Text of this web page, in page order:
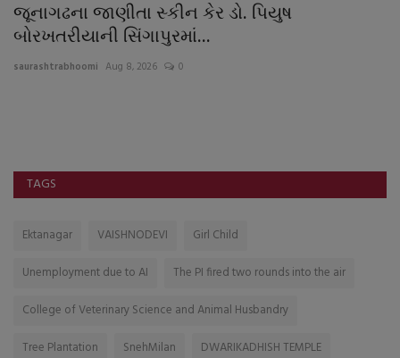
જૂનાગઢના જાણીતા સ્કીન કેર ડો. પિયુષ
બોરખતરીયાની સિંગાપુરમાં...
saurashtrabhoomi Aug 8, 2026 0
TAGS
Ektanagar VAISHNODEVI
Girl Child
Unemployment due to AI
The PI fired two rounds into the air
College of Veterinary Science and Animal Husbandry
Tree Plantation
SnehMilan
DWARIKADHISH TEMPLE